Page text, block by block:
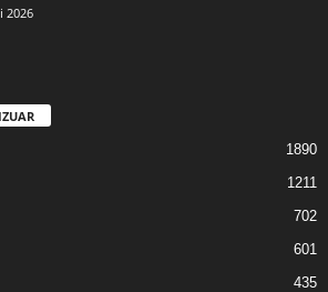
2026
1890
1211
702
601
435